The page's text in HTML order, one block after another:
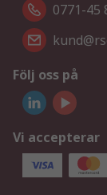
0771-45
Följ oss på
Vi accepterar